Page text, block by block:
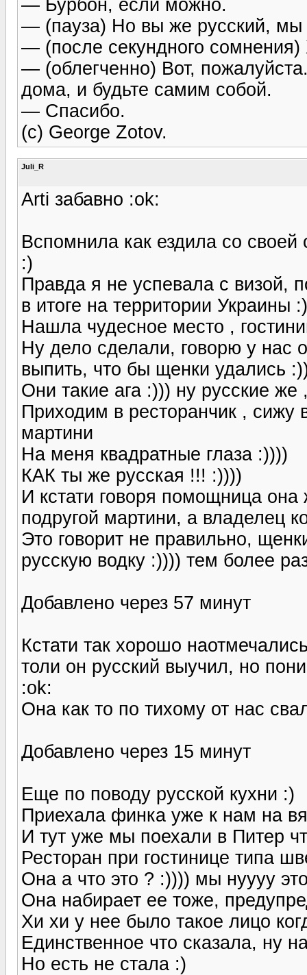
— Бурбон, если можно.
— (пауза) Но вы же русский, мы
— (после секундного сомнения)
— (облегченно) Вот,
дома, и будьте самим собой.
— Спасибо.
(с) George Zotov.
Juli_R
Arti забавно :ok:
Вспомнила как ездила со
:)
Правда я не успевала с визой,
в итоге на территории Украины :)
Нашла чудесное место ,
Ну дело сделали, говорю у нас
выпить, что бы щенки удались
Они такие ага :))) ну русские же
Приходим в ресторанчик ,
мартини
На меня квадратные глаза :))))
КАК ты же русская !!! :))))
И кстати говоря помощница
подругой мартини, а владелец
Это говорит не правильно,
русскую водку :)))) тем более
Добавлено через 57 минут
Кстати так хорошо
толи он русский выучил, но
:ok:
Она как то по тихому от нас
Добавлено через 15 минут
Еще по поводу русской кухни :)
Приехала финка уже к нам на
И тут уже мы поехали в Питер
Ресторан при гостинице типа
Она а что это ? :)))) мы нуууу
Она набирает ее тоже,
Хи хи у нее было такое лицо
Единственное что сказала, ну
Но есть не стала :)